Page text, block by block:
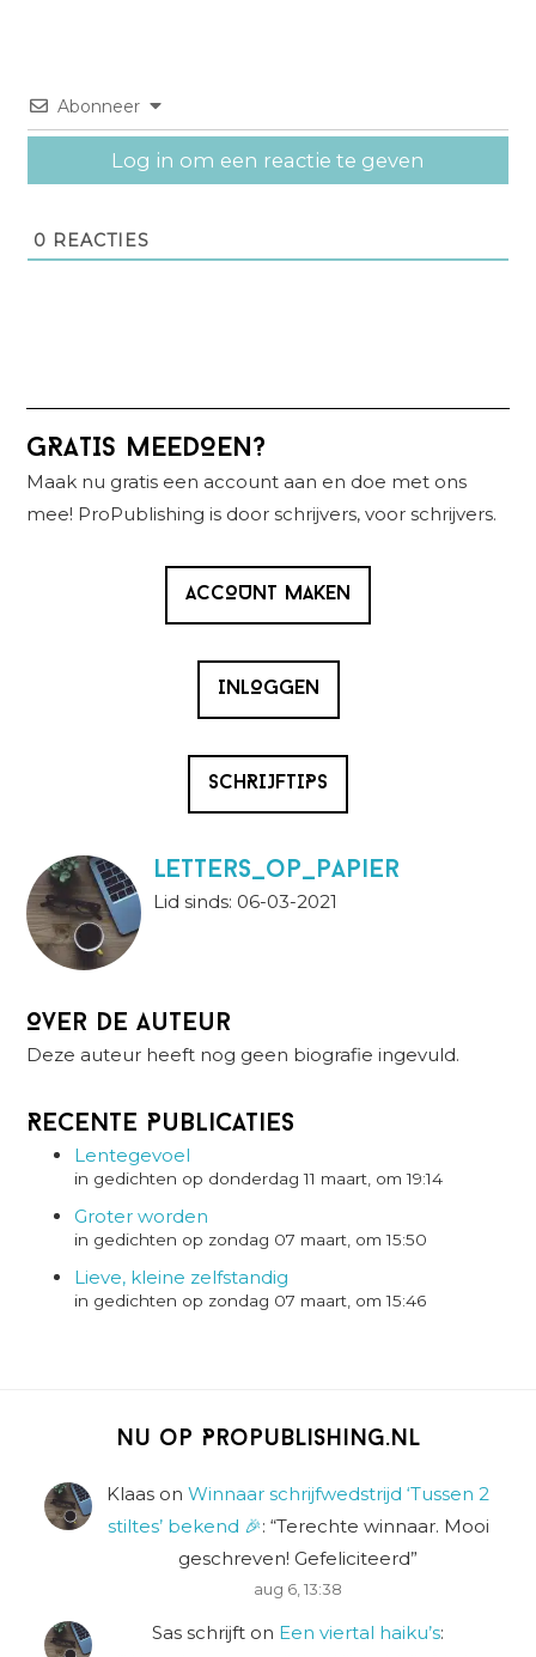
Abonneer
Log in om een reactie te geven
0 REACTIES
Primaire
Sidebar
GRATIS MEEDOEN?
Maak nu gratis een account aan en doe met ons
mee! ProPublishing is door schrijvers, voor schrijvers.
ACCOUNT MAKEN
INLOGGEN
SCHRIJFTIPS
letters_op_papier
Lid sinds: 06-03-2021
Over de auteur
Deze auteur heeft nog geen biografie ingevuld.
Recente Publicaties
Lentegevoel
in gedichten op donderdag 11 maart, om 19:14
Groter worden
in gedichten op zondag 07 maart, om 15:50
Lieve, kleine zelfstandig
in gedichten op zondag 07 maart, om 15:46
Nu op Propublishing.nl
Klaas on Winnaar schrijfwedstrijd ‘Tussen 2
stiltes’ bekend 🎉: “Terechte winnaar. Mooi
geschreven! Gefeliciteerd”
aug 6, 13:38
Sas schrijft on Een viertal haiku’s: